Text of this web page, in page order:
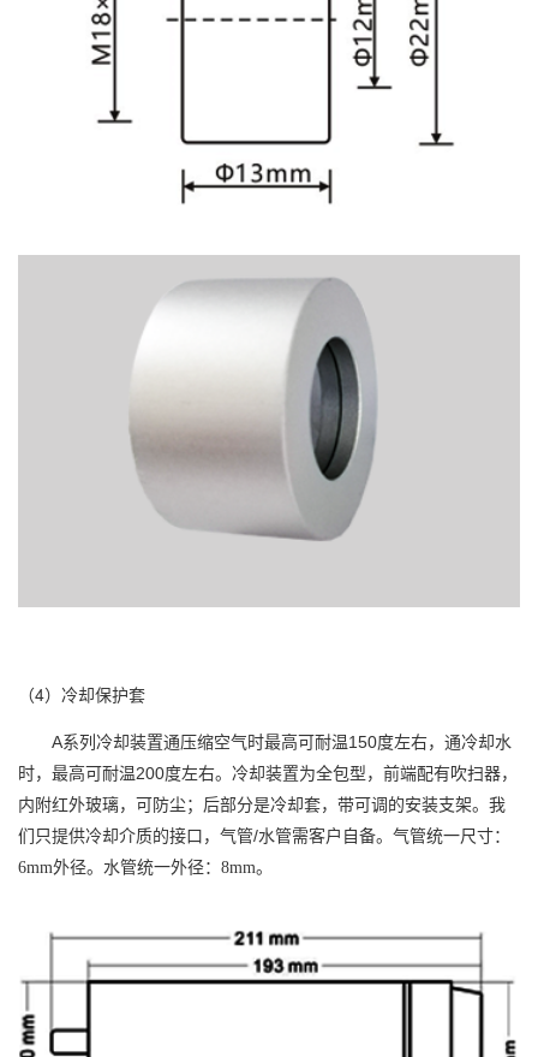
（4）冷却保护套
A系列冷却装置通压缩空气时最高可耐温150度左右，通冷却水
时，最高可耐温200度左右。冷却装置为全包型，前端配有吹扫器，
内附红外玻璃，可防尘；后部分是冷却套，带可调的安装支架。我
们只提供冷却介质的接口，气管/水管需客户自备。 气管统一尺寸：
6mm外径。水管统一外径：8mm。